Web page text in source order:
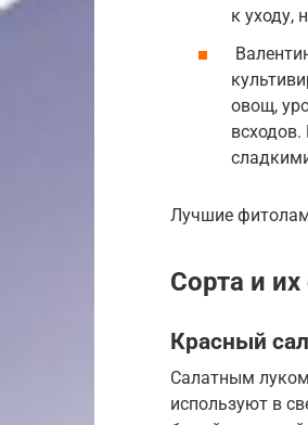
к уходу,
овощ,
Лучшие
Сорта и
Красный
Салатным луком
используют в